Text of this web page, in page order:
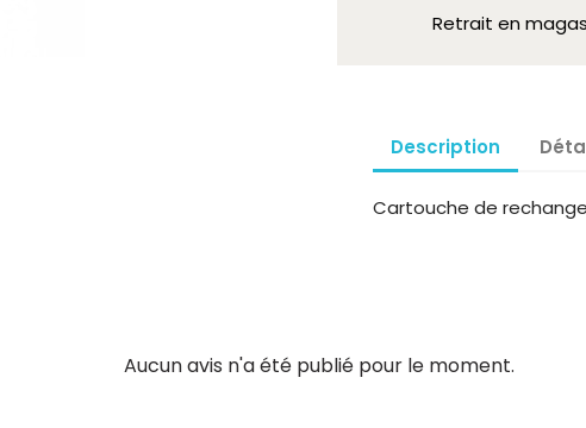
Retrait en
Description
Cartouche de
Aucun avis n'a été publié pour le moment.